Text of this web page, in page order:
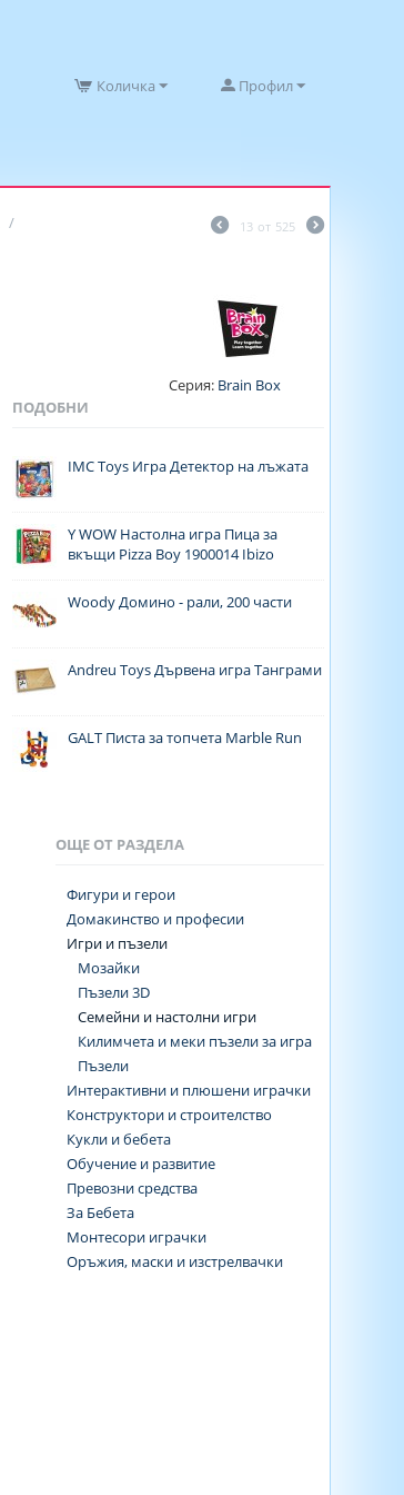
Профил
Количка
/
13 от 525
Серия:Brain Box
ПОДОБНИ
IMC Toys Игра Детектор на лъжата
Y WOW Настолна игра Пица за
вкъщи Pizza Boy 1900014 Ibizo
Woody Домино - рали, 200 части
Andreu Toys Дървена игра Танграми
GALT Писта за топчета Marble Run
ОЩЕ ОТ РАЗДЕЛА
Фигури и герои
Домакинство и професии
Игри и пъзели
Мозайки
Пъзели 3D
Семейни и настолни игри
Килимчета и меки пъзели за игра
Пъзели
Интерактивни и плюшени играчки
Конструктори и строителство
Кукли и бебета
Обучение и развитие
Превозни средства
За Бебета
Монтесори играчки
Оръжия, маски и изстрелвачки